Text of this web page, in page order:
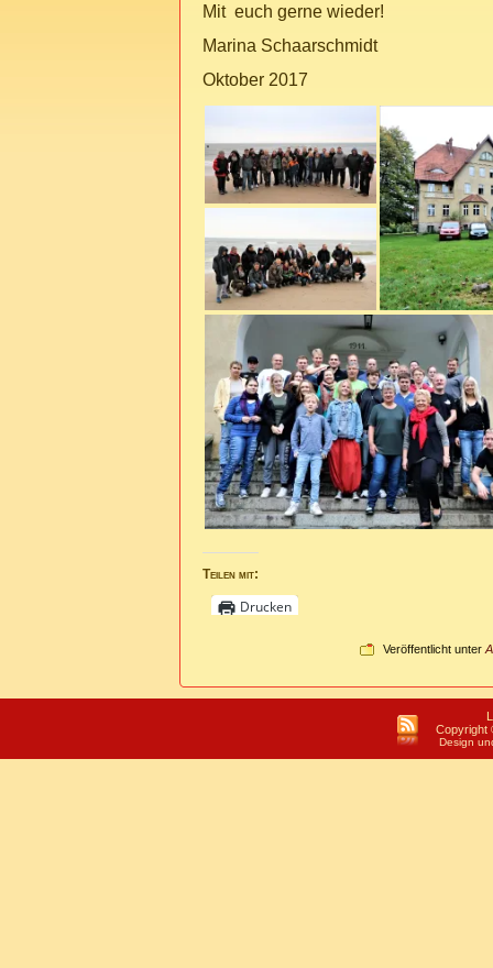
Mit euch gerne wieder!
Marina Schaarschmidt
Oktober 2017
Teilen mit:
Drucken
Veröffentlicht unter
Copyright
Design